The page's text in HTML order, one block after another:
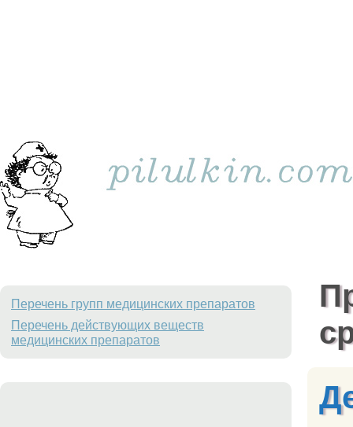
Перечень групп медицинских препаратов
Перечень действующих веществ
медицинских препаратов